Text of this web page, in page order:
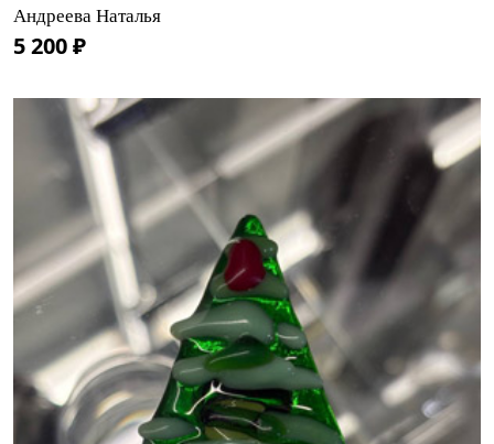
Андреева Наталья
5 200 ₽